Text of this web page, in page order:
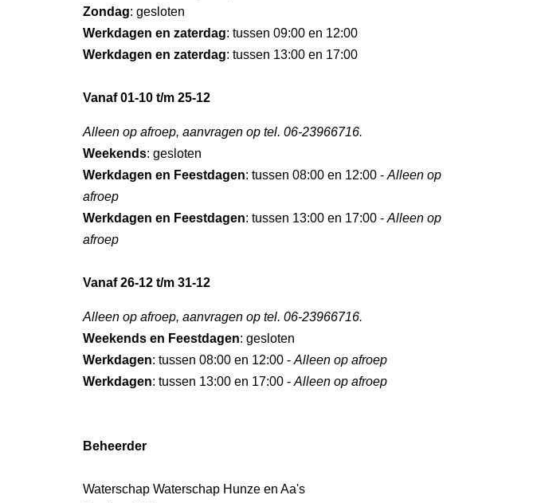
Zondag: gesloten
Werkdagen en zaterdag: tussen 09:00 en 12:00
Werkdagen en zaterdag: tussen 13:00 en 17:00
Vanaf 01-10 t/m 25-12
Alleen op afroep, aanvragen op tel. 06-23966716.
Weekends: gesloten
Werkdagen en Feestdagen: tussen 08:00 en 12:00 - Alleen op
afroep
Werkdagen en Feestdagen: tussen 13:00 en 17:00 - Alleen op
afroep
Vanaf 26-12 t/m 31-12
Alleen op afroep, aanvragen op tel. 06-23966716.
Weekends en Feestdagen: gesloten
Werkdagen: tussen 08:00 en 12:00 - Alleen op afroep
Werkdagen: tussen 13:00 en 17:00 - Alleen op afroep
Beheerder
Waterschap Waterschap Hunze en Aa's